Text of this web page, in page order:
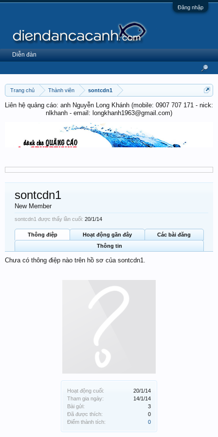
Đăng nhập
Trang chủ Thành viên sontcdn1
Liên hệ quảng cáo: anh Nguyễn Long Khánh (mobile: 0907 707 171 - nick:
nlkhanh - email: longkhanh1963@gmail.com)
Hoạt động cuối:
20/1/14
Tham gia ngày:
14/1/14
Bài gửi:
3
Đã được thích:
0
Điểm thành tích:
0
sontcdn1
New Member
sontcdn1 được thấy lần cuối: 20/1/14
Thông điệp Hoạt động gần đây
Các bài đăng
Thông tin
Chưa có thông điệp nào trên hồ sơ của sontcdn1.
Diễn đàn